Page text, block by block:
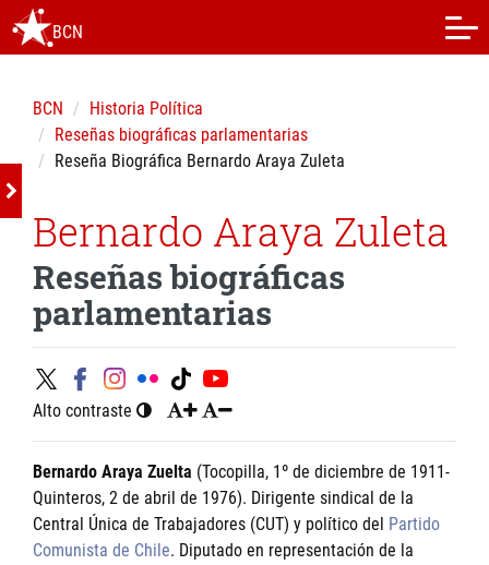
BCN
BCN
Historia Política
Reseñas biográficas parlamentarias
Reseña Biográfica Bernardo Araya Zuleta
Bernardo Araya Zuleta
Reseñas biográficas
parlamentarias
Alto contraste
Bernardo Araya Zuelta (Tocopilla, 1º de diciembre de 1911-
Quinteros, 2 de abril de 1976). Dirigente sindical de la
Central Única de Trabajadores (CUT) y político del Partido
Comunista de Chile. Diputado en representación de la